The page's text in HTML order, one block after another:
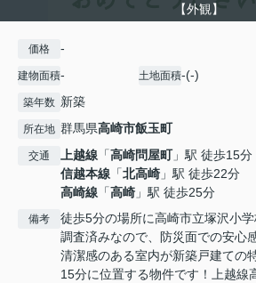
【外観】
価格 -
建物面積- 土地面積-(-)
築年数 新築
所在地 群馬県高崎市飯玉町
交通 上越線 「高崎問屋町」駅 徒歩15分
信越本線 「北高崎 」駅 徒歩22分
高崎線 「高崎 」駅 徒歩25分
備考
徒歩5分の場所に高崎市立塚沢小
調査済みなので、防災面での安心
清潔感のある室内が新築戸建ての
15分に位置する物件です！上越線